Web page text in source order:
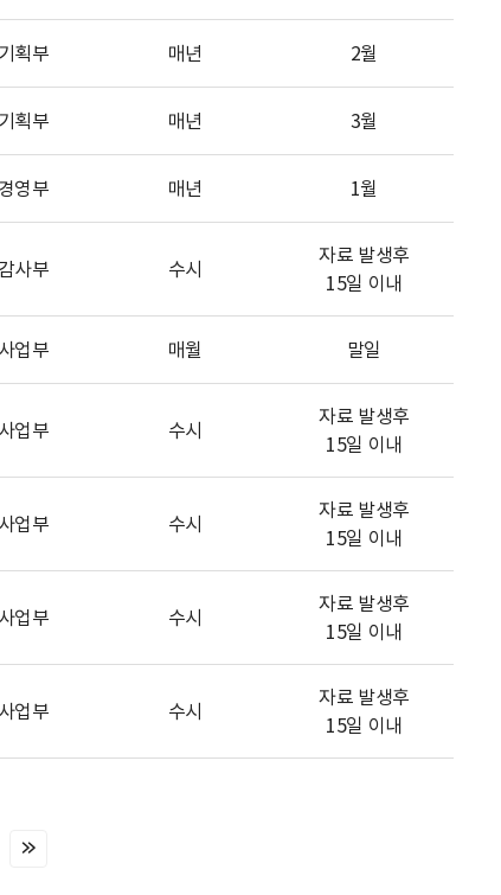
획부 매년 2월
획부 매년 3월
영부 매년 1월
사부 수시
자료 발생후
15일 이내
업부 매월 말일
업부 수시
자료 발생후
15일 이내
업부 수시
자료 발생후
15일 이내
업부 수시
자료 발생후
15일 이내
업부 수시
자료 발생후
15일 이내
마